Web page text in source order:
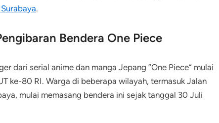
.
Bendera One Piece
dari serial anime dan manga Jepang “One Piece” mulai
ke-80 RI. Warga di beberapa wilayah, termasuk Jalan
mulai memasang bendera ini sejak tanggal 30 Juli